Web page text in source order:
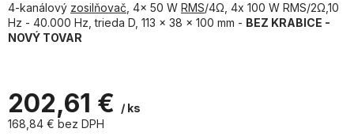
202,61 €
/ ks
168,84 € bez DPH
4-kanálový zosilňovač 4x 50 W RMS/4Ω, 4x 100 W RMS/2Ω,10
Hz - 40.000 Hz, trieda D, 113 x 38 x 100 mm - BEZ KRABICE -
NOVÝ TOVAR